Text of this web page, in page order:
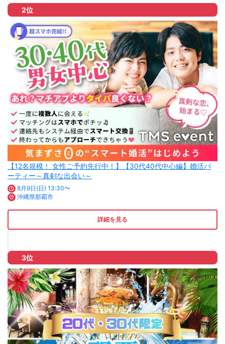
2位
【12名規模！ 女性ご予約先行中！】【30代40代中心編】婚活パ
ーティー～真剣な出会い～
8月9日(日) 13:30〜
沖縄県那覇市
詳細を見る
3位